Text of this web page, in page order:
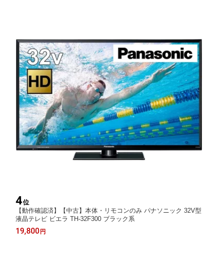
4位
【動作確認済】【中古】本体・リモコンのみ パナソニック 32V型
液晶テレビ ビエラ TH-32F300 ブラック系
19,800 円